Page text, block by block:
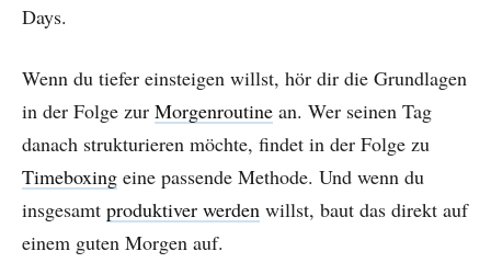
Days.
Wenn du tiefer einsteigen willst, hör dir die Grundlagen
in der Folge zur Morgenroutine an. Wer seinen Tag
danach strukturieren möchte, findet in der Folge zu
Timeboxing eine passende Methode. Und wenn du
insgesamt produktiver werden willst, baut das direkt auf
einem guten Morgen auf.